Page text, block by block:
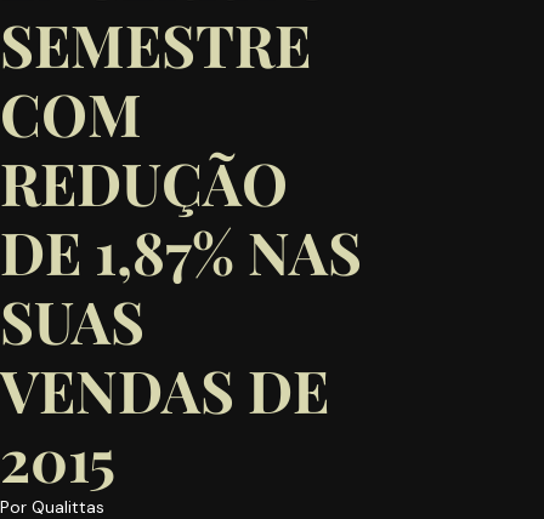
SEMESTRE
COM
REDUÇÃO
DE 1,87% NAS
SUAS
VENDAS DE
2015
Por Qualittas